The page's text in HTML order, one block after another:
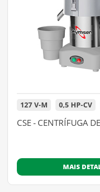
127 V-M 0,5 HP-CV
CSE - CENTRÍFUGA
MAIS